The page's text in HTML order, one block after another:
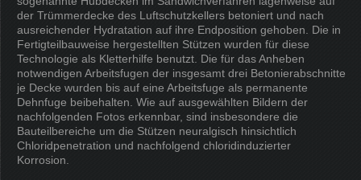
der Trümmerdecke des Luftschutzkellers betoniert und nach
ausreichender Hydratation auf ihre Endposition gehoben. Die in
Fertigteilbauweise hergestellten Stützen wurden für diese
Technologie als Kletterhilfe benutzt. Die für das Anheben
notwendigen Arbeitsfugen der insgesamt drei Betonierabschnitte
je Decke wurden bis auf eine Arbeitsfuge als permanente
Dehnfuge beibehalten. Wie auf ausgewählten Bildern der
nachfolgenden Fotos erkennbar, sind insbesondere die
Bauteilbereiche um die Stützen neuralgisch hinsichtlich
Chloridpenetration und nachfolgend chloridinduzierter
Korrosion.